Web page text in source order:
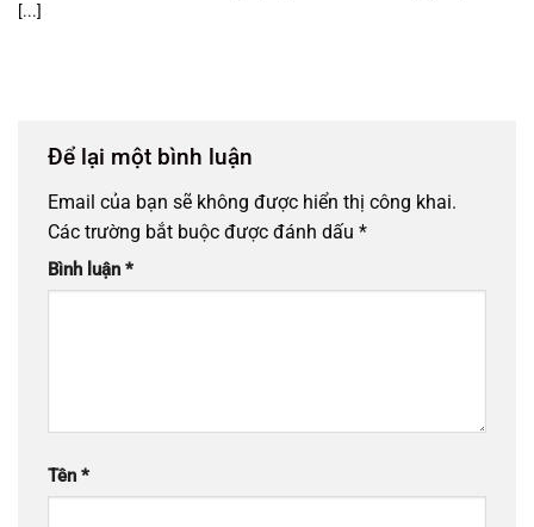
[...]
Để lại một bình luận
Email của bạn sẽ không được hiển thị công khai.
Các trường bắt buộc được đánh dấu *
Bình luận *
Tên *